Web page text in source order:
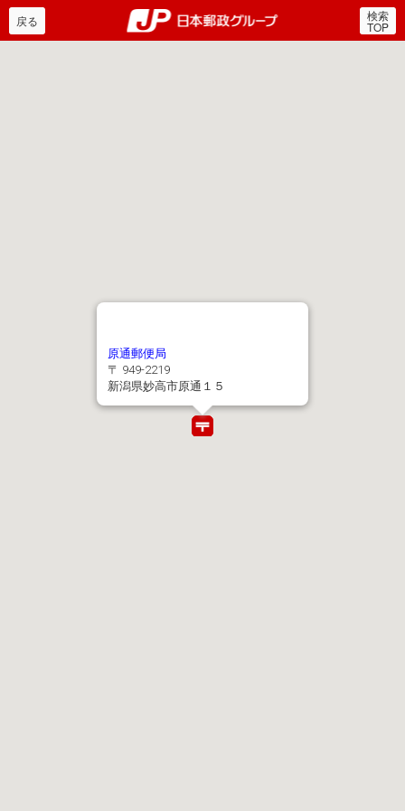
郵便局・日本郵政グルー
戻る 検索
TOP
原通郵便局
〒 949-2219
新潟県妙高市原通１５